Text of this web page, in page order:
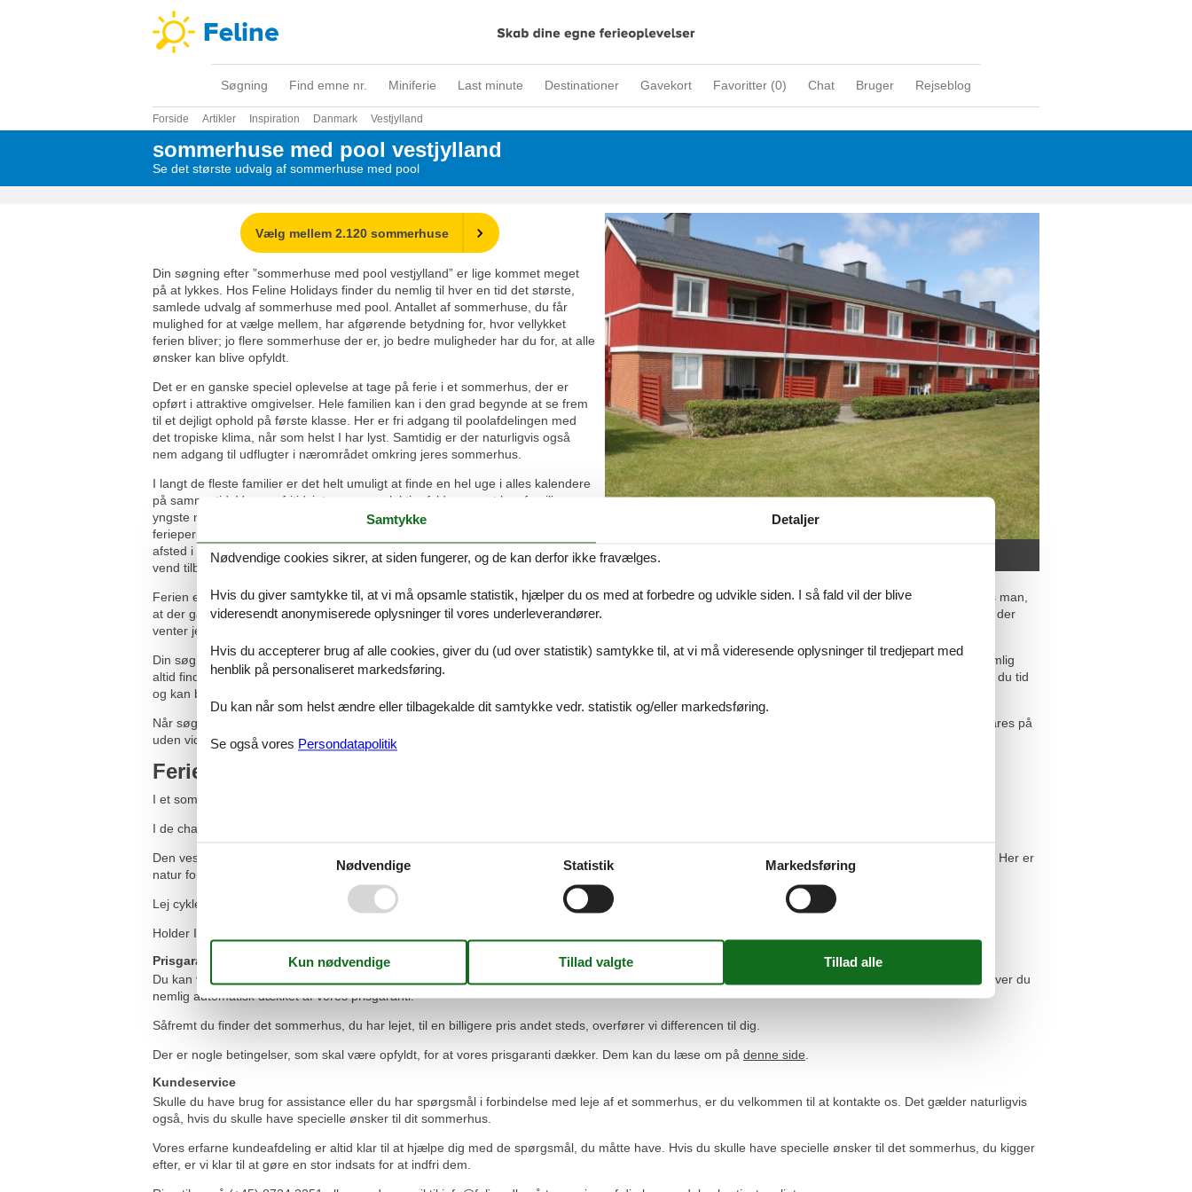
Søgning Find emne nr. Miniferie Last minute Destinationer Gavekort Favoritter (0) Chat Bruger Rejseblog
Forside Artikler Inspiration Danmark Vestjylland
sommerhuse med pool vestjylland
Se det største udvalg af sommerhuse med pool
Vælg mellem 2.120 sommerhuse
Emne nr.: 325-167927
Din søgning efter ”sommerhuse med pool vestjylland” er lige kommet meget
på at lykkes. Hos Feline Holidays finder du nemlig til hver en tid det største,
samlede udvalg af sommerhuse med pool. Antallet af sommerhuse, du får
mulighed for at vælge mellem, har afgørende betydning for, hvor vellykket
ferien bliver; jo flere sommerhuse der er, jo bedre muligheder har du for, at alle
ønsker kan blive opfyldt.
Det er en ganske speciel oplevelse at tage på ferie i et sommerhus, der er
opført i attraktive omgivelser. Hele familien kan i den grad begynde at se frem
til et dejligt ophold på første klasse. Her er fri adgang til poolafdelingen med
det tropiske klima, når som helst I har lyst. Samtidig er der naturligvis også
nem adgang til udflugter i nærområdet omkring jeres sommerhus.
I langt de fleste familier er det helt umuligt at finde en hel uge i alles kalendere
på samme tid. Venner, fritidsinteresser og lektier fylder meget hos familiens
yngste medlemmer, og forældrene har også nok at se til. Uden for skolernes
ferieperioder er en miniferie reelt den eneste løsning for mange familier. Tag
afsted i 2-4 dage, nyd at have tid til hinanden i jeres favorit sommerhus, og
vend tilbage til hverdagen med masser af ny energi.
Ferien er noget, hele familien går og glæder sig til i lang tid. Jo mere travlt man har i hverdagen, jo mere trænger man til ferie - og jo længere tid synes man,
at der går, til man endelig kan komme af sted. Men det er hele ventetiden værd. I jeres sommerhus er der tid til hinanden, og til alle de ferieoplevelser, der
venter jer i lokalområdet.
Din søgning efter ”sommerhuse med pool vestjylland” er lige kommet et stort skridt tættere på at blive til virkelighed. Her på Feline Holidays kan du nemlig
altid finde det største udvalg af skønt beliggende sommerhuse. Fordelen for dig er, at du får overblik over alle mulighederne på ét sted. Derved sparer du tid
og kan bruge kræfterne på at finde nøjagtig det sommerhus, der matcher familiens ønsker.
Når søgningen er overstået, og du har fundet det sommerhus, der skal udgøre rammen om familiens ferie, er det om at få bookingen på plads. Det klares på
uden videre online - nemt og enkelt.
Ferieoplevelserne venter - se hvad I bl.a. kan opleve:
I et sommerhus ved Vesterhavet er der både plads til at lave noget sammen og til alenetid. Helt optimalt til en familieferie.
I de charmerende feriebyer langs Vesterhavet kan man gå på jagt efter souvenirs i hyggelige små butikker.
Den vestjyske naturs mangfoldighed er slående ved Vesterhavet. Der er ikke langt fra stranden og det brusende hav til lyngklædt hede og tætte skove. Her er
natur for enhver smag.
Lej cykler og ta' på oplevelsestur i Vestjylland. Både langs vestkysten og inde i landet finder I fine cykelstier og rolige småveje.
Holder I ferie i Vestjylland er der fred og ro. Her finder I ikke masse- og partyturisme, men derimod de ideelle rammer for familieferien.
Prisgaranti
Du kan være forvisset om, at du til hver en tid booker dit sommerhus til markedets billigste pris hos Feline Holidays. Som kunde hos Feline Holidays bliver du
nemlig automatisk dækket af vores prisgaranti.
Såfremt du finder det sommerhus, du har lejet, til en billigere pris andet steds, overfører vi differencen til dig.
Der er nogle betingelser, som skal være opfyldt, for at vores prisgaranti dækker. Dem kan du læse om på denne side
Kundeservice
Skulle du have brug for assistance eller du har spørgsmål i forbindelse med leje af et sommerhus, er du velkommen til at kontakte os. Det gælder naturligvis
også, hvis du skulle have specielle ønsker til dit sommerhus.
Vores erfarne kundeafdeling er altid klar til at hjælpe dig med de spørgsmål, du måtte have. Hvis du skulle have specielle ønsker til det sommerhus, du kigger
efter, er vi klar til at gøre en stor indsats for at indfri dem.
Samtykke Detaljer
Nødvendige cookies sikrer, at siden fungerer, og de kan derfor ikke fravælges.
Hvis du giver samtykke til, at vi må opsamle statistik, hjælper du os med at forbedre og udvikle siden. I så fald vil der blive
videresendt anonymiserede oplysninger til vores underleverandører.
Hvis du accepterer brug af alle cookies, giver du (ud over statistik) samtykke til, at vi må videresende oplysninger til tredjepart med
henblik på personaliseret markedsføring.
Du kan når som helst ændre eller tilbagekalde dit samtykke vedr. statistik og/eller markedsføring.
Se også vores Persondatapolitik
Nødvendige Statistik Markedsføring